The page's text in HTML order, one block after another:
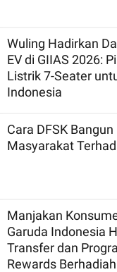
Wuling Hadirkan
EV di GIIAS 2026:
Listrik 7-Seater
Indonesia
Cara DFSK
Masyarakat
Manjakan
Garuda Indonesia
Transfer dan
Rewards